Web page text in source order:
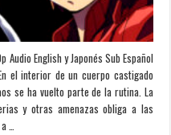
English y Japonés Sub Español
el interior de un cuerpo castigado
se ha vuelto parte de la rutina. La
y otras amenazas obliga a las
…